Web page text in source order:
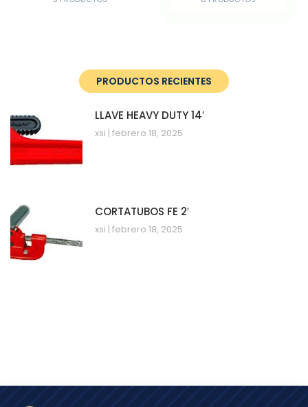
PRODUCTOS RECIENTES
LLAVE HEAVY DUTY 14′
xsi febrero 18, 2025
CORTATUBOS FE 2′
xsi febrero 18, 2025